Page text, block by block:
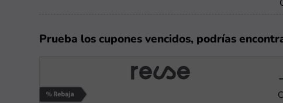
Prueba los cupones vencidos, podrías